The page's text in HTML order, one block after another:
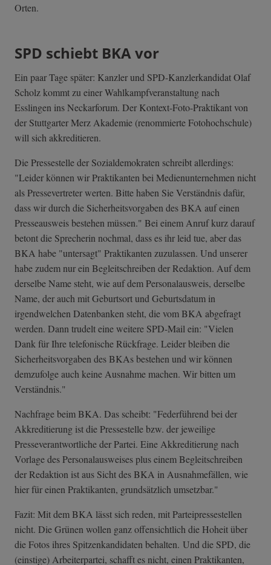
Orten.
SPD schiebt BKA vor
Ein paar Tage später: Kanzler und SPD-Kanzlerkandidat Olaf
Scholz kommt zu einer Wahlkampfveranstaltung nach
Esslingen ins Neckarforum. Der Kontext-Foto-Praktikant von
der Stuttgarter Merz Akademie (renommierte Fotohochschule)
will sich akkreditieren.
Die Pressestelle der Sozialdemokraten schreibt allerdings:
"Leider können wir Praktikanten bei Medienunternehmen nicht
als Pressevertreter werten. Bitte haben Sie Verständnis dafür,
dass wir durch die Sicherheitsvorgaben des BKA auf einen
Presseausweis bestehen müssen." Bei einem Anruf kurz darauf
betont die Sprecherin nochmal, dass es ihr leid tue, aber das
BKA habe "untersagt" Praktikanten zuzulassen. Und unserer
habe zudem nur ein Begleitschreiben der Redaktion. Auf dem
derselbe Name steht, wie auf dem Personalausweis, derselbe
Name, der auch mit Geburtsort und Geburtsdatum in
irgendwelchen Datenbanken steht, die vom BKA abgefragt
werden. Dann trudelt eine weitere SPD-Mail ein: "Vielen
Dank für Ihre telefonische Rückfrage. Leider bleiben die
Sicherheitsvorgaben des BKAs bestehen und wir können
demzufolge auch keine Ausnahme machen. Wir bitten um
Verständnis."
Nachfrage beim BKA. Das scheibt: "Federführend bei der
Akkreditierung ist die Pressestelle bzw. der jeweilige
Presseverantwortliche der Partei. Eine Akkreditierung nach
Vorlage des Personalausweises plus einem Begleitschreiben
der Redaktion ist aus Sicht des BKA in Ausnahmefällen, wie
hier für einen Praktikanten, grundsätzlich umsetzbar."
Fazit: Mit dem BKA lässt sich reden, mit Parteipressestellen
nicht. Die Grünen wollen ganz offensichtlich die Hoheit über
die Fotos ihres Spitzenkandidaten behalten. Und die SPD, die
(einstige) Arbeiterpartei, schafft es nicht, einen Praktikanten,